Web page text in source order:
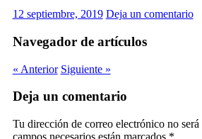
12 septiembre, 2019 Deja un comentario
Navegador de artículos
« Anterior Siguiente »
Deja un comentario
Tu dirección de correo electrónico no será
campos necesarios están marcados *